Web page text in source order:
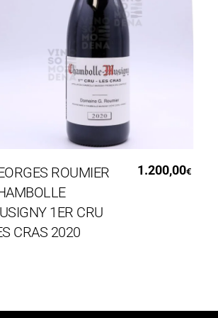
ROUMIER
1ER CRU
2020
1.200,00€